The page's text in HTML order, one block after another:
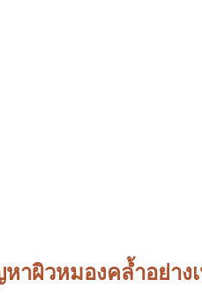
าผิวหมองคล้ำอย่าง